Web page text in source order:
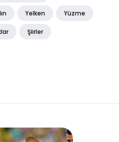
Yelken Yüzme
Şiirler